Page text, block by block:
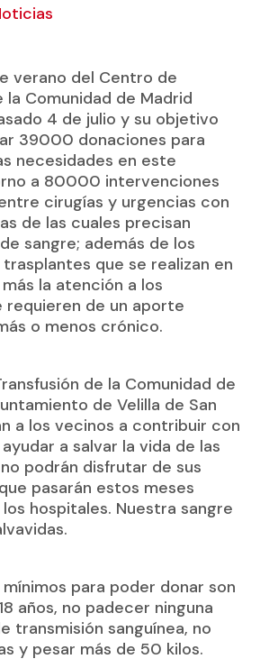
verano del Centro de
la Comunidad de Madrid
4 de julio y su objetivo
39000 donaciones para
necesidades en este
a 80000 intervenciones
cirugías y urgencias con
de las cuales precisan
sangre; además de los
que se realizan en
la atención a los
requieren de un aporte
o menos crónico.
de la Comunidad de
de Velilla de San
a los vecinos a contribuir con
a salvar la vida de las
podrán disfrutar de sus
pasarán estos meses
hospitales. Nuestra sangre
para poder donar son
años, no padecer ninguna
transmisión sanguínea, no
y pesar más de 50 kilos.